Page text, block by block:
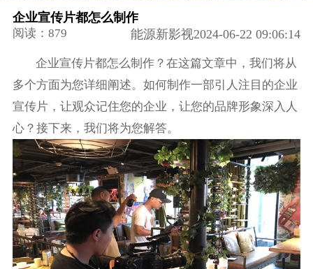
企业宣传片都怎么制作
阅读：879 能源新影视2024-06-22 09:06:14
企业宣传片都怎么制作？在这篇文章中，我们将从
多个方面为您详细阐述。如何制作一部引人注目的企业
宣传片，让观众记住您的企业，让您的品牌形象深入人
心？接下来，我们将为您解答。